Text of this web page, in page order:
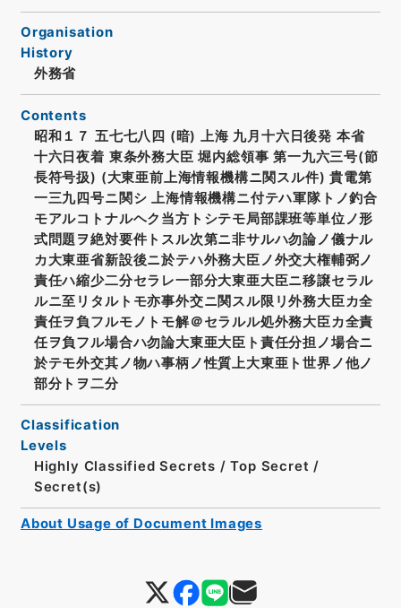
Organisation
History
外務省
Contents
昭和１７ 五七七八四 (暗) 上海 九月十六日後発 本省
十六日夜着 東条外務大臣 堀内総領事 第一九六三号(節
長符号扱) (大東亜前上海情報機構ニ関スル件) 貴電第
一三九四号ニ関シ 上海情報機構ニ付テハ軍隊トノ釣合
モアルコトナルヘク当方トシテモ局部課班等単位ノ形
式問題ヲ絶対要件トスル次第ニ非サルハ勿論ノ儀ナル
カ大東亜省新設後ニ於テハ外務大臣ノ外交大権輔弼ノ
責任ハ縮少二分セラレ一部分大東亜大臣ニ移譲セラル
ルニ至リタルトモ亦事外交ニ関スル限リ外務大臣カ全
責任ヲ負フルモノトモ解＠セラルル処外務大臣カ全責
任ヲ負フル場合ハ勿論大東亜大臣ト責任分担ノ場合ニ
於テモ外交其ノ物ハ事柄ノ性質上大東亜ト世界ノ他ノ
部分トヲ二分
Classification
Levels
Highly Classified Secrets / Top Secret /
Secret(s)
About Usage of Document Images